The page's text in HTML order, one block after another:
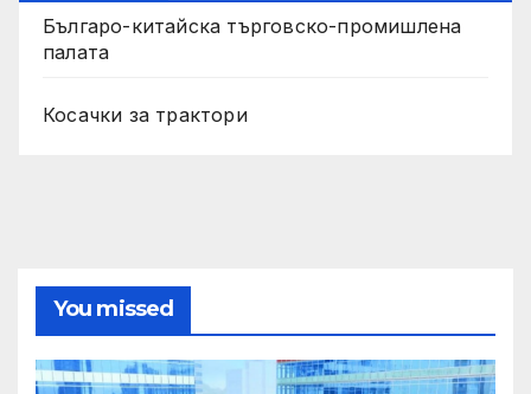
Българо-китайска търговско-промишлена
палата
Косачки за трактори
You missed